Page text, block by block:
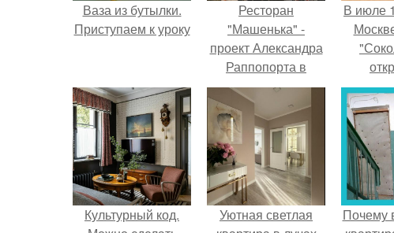
Ваза из бутылки.
Приступаем к уроку
Ресторан
"Машенька" -
проект Александра
Раппопорта в
"зарядье", где
каждый сантиметр
пространства
дышит русской
самобытностью.
В июле
Культурный код.
Уютная светлая
Почему